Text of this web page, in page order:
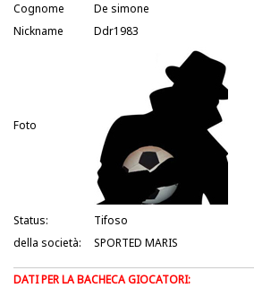
Cognome
De simone
Nickname
Ddr1983
Foto
Status:
Tifoso
della società:
SPORTED MARIS
DATI PER LA BACHECA GIOCATORI: